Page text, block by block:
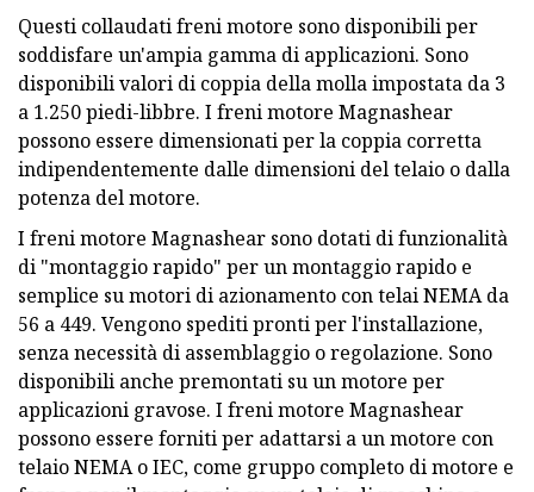
Questi collaudati freni motore sono disponibili per
soddisfare un'ampia gamma di applicazioni. Sono
disponibili valori di coppia della molla impostata da 3
a 1.250 piedi-libbre. I freni motore Magnashear
possono essere dimensionati per la coppia corretta
indipendentemente dalle dimensioni del telaio o dalla
potenza del motore.
I freni motore Magnashear sono dotati di funzionalità
di "montaggio rapido" per un montaggio rapido e
semplice su motori di azionamento con telai NEMA da
56 a 449. Vengono spediti pronti per l'installazione,
senza necessità di assemblaggio o regolazione. Sono
disponibili anche premontati su un motore per
applicazioni gravose. I freni motore Magnashear
possono essere forniti per adattarsi a un motore con
telaio NEMA o IEC, come gruppo completo di motore e